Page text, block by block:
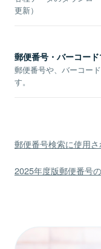
更新）
郵便番号・バーコー
郵便番号や、バーコー
す。
郵便番号検索に使用
2025年度版郵便番号